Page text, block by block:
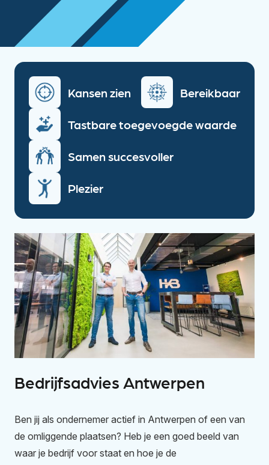
Kansen zien Bereikbaar
Tastbare toegevoegde waarde
Samen succesvoller
Plezier
Bedrijfsadvies Antwerpen
Ben jij als ondernemer actief in Antwerpen of een van
de omliggende plaatsen? Heb je een goed beeld van
waar je bedrijf voor staat en hoe je de